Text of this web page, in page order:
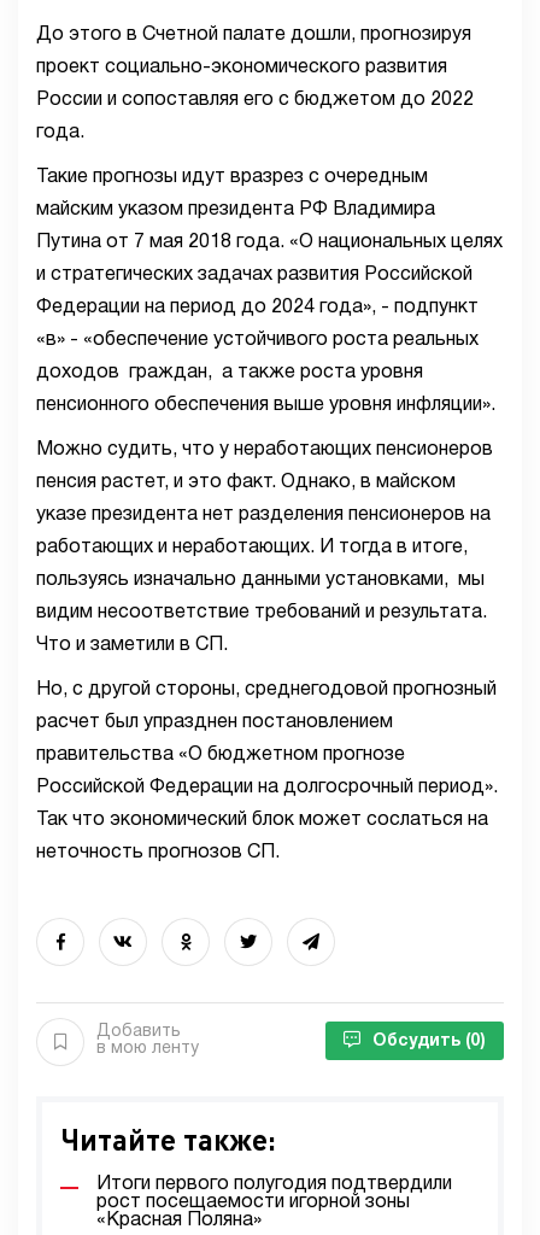
До этого в Счетной палате дошли, прогнозируя
проект социально-экономического развития
России и сопоставляя его с бюджетом до 2022
года.
Такие прогнозы идут вразрез с очередным
майским указом президента РФ Владимира
Путина от 7 мая 2018 года. «О национальных целях
и стратегических задачах развития Российской
Федерации на период до 2024 года», - подпункт
«в» - «обеспечение устойчивого роста реальных
доходов граждан, а также роста уровня
пенсионного обеспечения выше уровня инфляции».
Можно судить, что у неработающих пенсионеров
пенсия растет, и это факт. Однако, в майском
указе президента нет разделения пенсионеров на
работающих и неработающих. И тогда в итоге,
пользуясь изначально данными установками, мы
видим несоответствие требований и результата.
Что и заметили в СП.
Но, с другой стороны, среднегодовой прогнозный
расчет был упразднен постановлением
правительства «О бюджетном прогнозе
Российской Федерации на долгосрочный период».
Так что экономический блок может сослаться на
неточность прогнозов СП.
Добавить
в мою ленту
Обсудить (0)
Читайте также:
Итоги первого полугодия подтвердили
рост посещаемости игорной зоны
«Красная Поляна»